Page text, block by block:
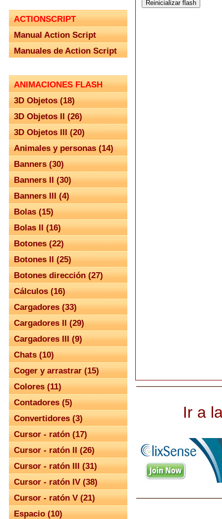
ACTIONSCRIPT
Manual Action Script
Manuales de Action Script
ANIMACIONES FLASH
3D Objetos (18)
3D Objetos II (26)
3D Objetos III (20)
Animales y personas (14)
Banners (30)
Banners II (30)
Banners III (4)
Bolas (15)
Bolas II (16)
Botones (22)
Botones II (25)
Botones dirección (27)
Cálculos (16)
Cargadores (33)
Cargadores II (29)
Cargadores III (9)
Chats (10)
Coger y arrastrar (15)
Colores (11)
Contadores (5)
Convertidores (3)
Cursor - ratón (17)
Cursor - ratón II (26)
Cursor - ratón III (31)
Cursor - ratón IV (38)
Cursor - ratón V (21)
Espacio (10)
Ir a